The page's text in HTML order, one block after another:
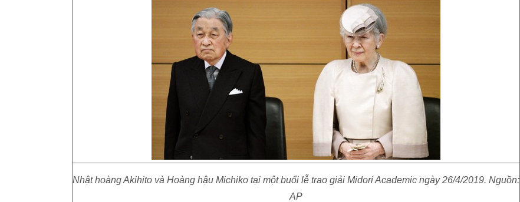
Nhật hoàng Akihito và Hoàng hậu Michiko tại một buổi lễ trao giải Midori Academic ngày 26/4/2019. Nguồn:
AP